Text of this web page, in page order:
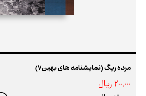
مرده ریگ (نمایشنامه های بهین7)
200,000 ريال